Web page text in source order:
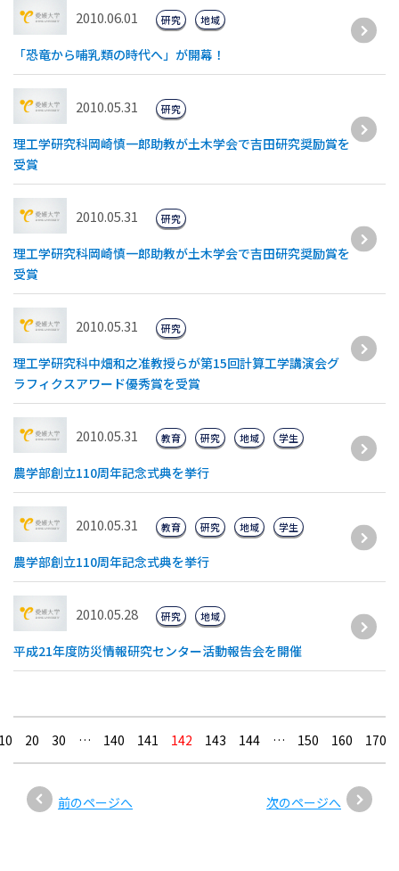
2010.06.01
「恐竜から哺乳類の時代へ」が開幕！
研究 地域
2010.05.31
理工学研究科岡崎慎一郎助教が土木学会で吉田研究奨励賞を
受賞
研究
2010.05.31
理工学研究科岡崎慎一郎助教が土木学会で吉田研究奨励賞を
受賞
研究
2010.05.31
理工学研究科中畑和之准教授らが第15回計算工学講演会グ
ラフィクスアワード優秀賞を受賞
研究
2010.05.31
農学部創立110周年記念式典を挙行
教育 研究 地域 学生
2010.05.31
農学部創立110周年記念式典を挙行
教育 研究 地域 学生
2010.05.28
平成21年度防災情報研究センター活動報告会を開催
研究 地域
前のページへ
20 30 … 140 141 142 143 144 … 150 160 170
次のページへ